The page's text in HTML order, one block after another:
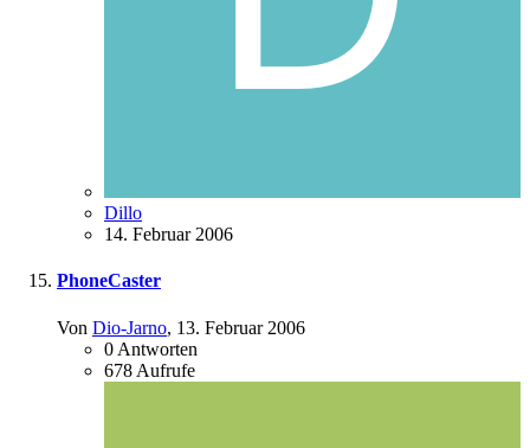
Dillo
14. Februar 2006
PhoneCaster
Von Dio-Jarno, 13. Februar 2006
0 Antworten
678 Aufrufe